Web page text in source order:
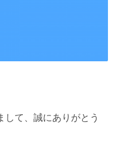
て、誠にありがとう